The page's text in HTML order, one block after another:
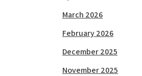
March 2026
February 2026
December 2025
November 2025